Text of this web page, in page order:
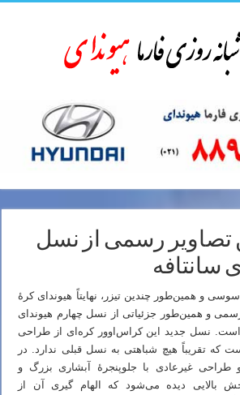
تصاویر رسمی از نسل
سانتافه
و همین‌طور چندین تیزر، نهایتاً هیوندای کرهٔ
و همین‌طور جزئیاتی از نسل چهارم هیوندای
است. نسل جدید این کراس‌اوور کره‌ای از طراحی
که تقریباً هیچ شباهتی به نسل قبلی ندارد. در
طراحی غیرعادی با جلوپنجرهٔ آبشاری بزرگ و
بالایی دیده می‌شود که الهام گیری آن از